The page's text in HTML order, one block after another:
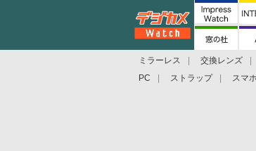
ミラーレス 交換レンズ
PC
ストラップ スマ